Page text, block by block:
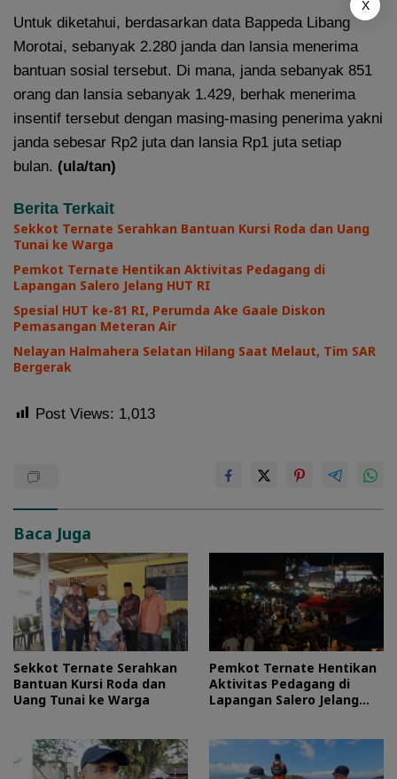
Untuk diketahui, berdasarkan data Bappeda Libang
Morotai, sebanyak 2.280 janda dan lansia menerima
bantuan sosial tersebut. Di mana, janda sebanyak 851
orang dan lansia sebanyak 1.429, berhak menerima
insentif tersebut dengan masing-masing penerima yakni
janda sebesar Rp2 juta dan lansia Rp1 juta setiap
bulan. (ula/tan)
Berita Terkait
Sekkot Ternate Serahkan Bantuan Kursi Roda dan Uang
Tunai ke Warga
Pemkot Ternate Hentikan Aktivitas Pedagang di
Lapangan Salero Jelang HUT RI
Spesial HUT ke-81 RI, Perumda Ake Gaale Diskon
Pemasangan Meteran Air
Nelayan Halmahera Selatan Hilang Saat Melaut, Tim SAR
Bergerak
Post Views: 1,013
Baca Juga
Sekkot Ternate Serahkan
Bantuan Kursi Roda dan
Uang Tunai ke Warga
Pemkot Ternate Hentikan
Aktivitas Pedagang di
Lapangan Salero Jelang
X